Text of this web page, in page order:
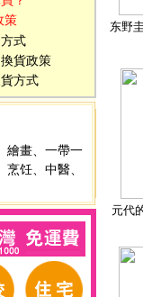
策
式
貨政策
方式
繪畫
一帶一
烹饪 中醫
东野
元代